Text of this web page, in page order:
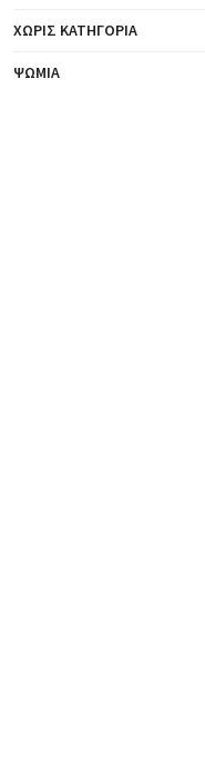
ΧΩΡΊΣ ΚΑΤΗΓΟΡΊΑ
ΨΩΜΙΆ